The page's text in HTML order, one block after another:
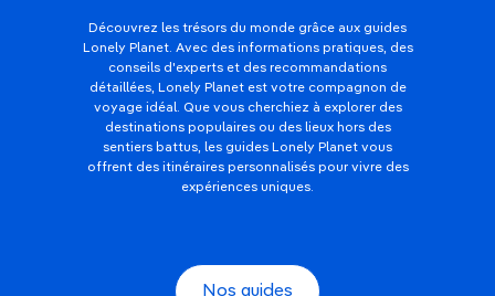
Découvrez les trésors du monde grâce aux guides
Lonely Planet. Avec des informations pratiques, des
conseils d'experts et des recommandations
détaillées, Lonely Planet est votre compagnon de
voyage idéal. Que vous cherchiez à explorer des
destinations populaires ou des lieux hors des
sentiers battus, les guides Lonely Planet vous
offrent des itinéraires personnalisés pour vivre des
expériences uniques.
Nos guides